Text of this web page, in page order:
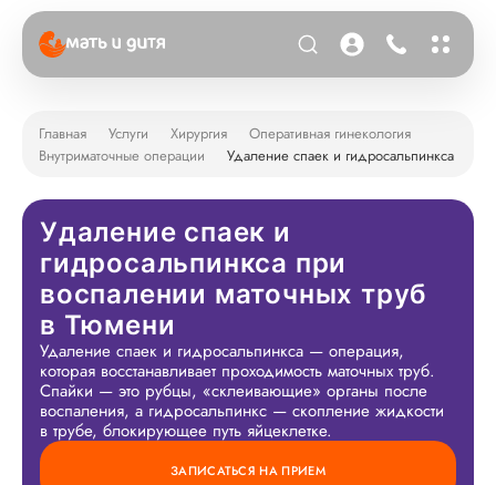
Главная Услуги Хирургия
Оперативная гинекология
Внутриматочные операции
Удаление спаек и гидросальпинкса
Удаление спаек и
гидросальпинкса при
воспалении маточных труб
в Тюмени
Удаление спаек и гидросальпинкса — операция,
которая восстанавливает проходимость маточных труб.
Спайки — это рубцы, «склеивающие» органы после
воспаления, а гидросальпинкс — скопление жидкости
в трубе, блокирующее путь яйцеклетке.
ЗАПИСАТЬСЯ НА ПРИЕМ